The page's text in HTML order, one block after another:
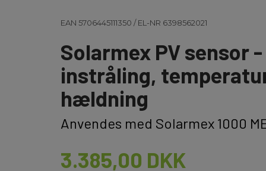
EAN 5706445111350 /EL-NR 6398562021
Solarmex PV sensor
instråling,
hældning
Anvendes med Solarmex 1000
3.385,00 DKK